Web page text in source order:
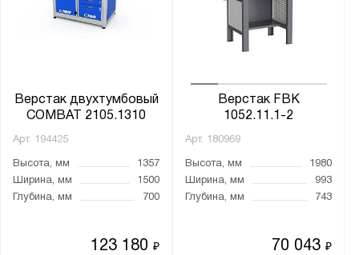
Верстак двухтумбовый
COMBAT 2105.1310
Арт. 194425
Высота, мм
1357
Ширина, мм
1500
Глубина, мм
700
123 180₽
Верстак FBK
1052.11.1-2
Арт. 180969
Высота, мм
1980
Ширина, мм
993
Глубина, мм
743
70 043₽